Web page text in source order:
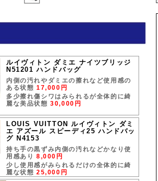
ルイヴィトン ダミエ ナイツブリッジ
N51201 ハンドバッグ
内側の汚れやダミエの擦れなど使用感の
ある状態 17,000円
多少擦れ傷シワはみられるが全体的に綺
麗な美品状態30,000円
LOUIS VUITTON ルイヴィトン ダミ
エ アズール スピーディ25 ハンドバッ
グ N4153
持ち手の黒ずみ内側の汚れなどかなり使
用感あり 8,000円
少し使用感がみられるだけの全体的に綺
麗な状態 25,000円